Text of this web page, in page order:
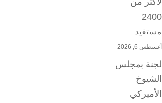
لأكثر من
2400
مستفيد
أغسطس 6, 2026
لجنة بمجلس
الشيوخ
الأميركي